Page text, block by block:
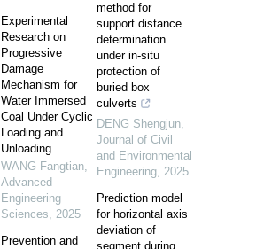
Experimental
Research on
Progressive
Damage
Mechanism for
Water Immersed
Coal Under Cyclic
Loading and
Unloading
WANG Fangtian,
Advanced
Engineering
Sciences, 2025
Prevention and
method for
support distance
determination
under in-situ
protection of
buried box
culverts
DENG Shengjun,
Journal of Civil
and Environmental
Engineering, 2025
Prediction model
for horizontal axis
deviation of
segment during